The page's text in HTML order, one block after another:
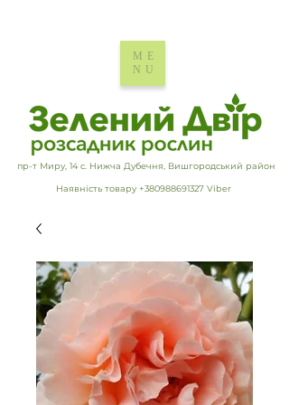
пр-т Миру, 14 с. Нижча Дубечня, Вишгородський район
Наявність товару +380988691327 Viber
ME
NU